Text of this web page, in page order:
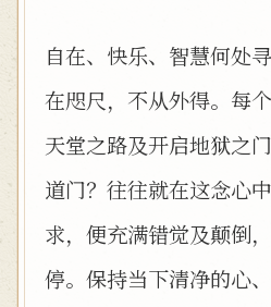
自在、快乐、智慧何处
在咫尺，不从外得。每
天堂之路及开启地狱之
道门？往往就在这念心
求，便充满错觉及颠倒
停。保持当下清净的心